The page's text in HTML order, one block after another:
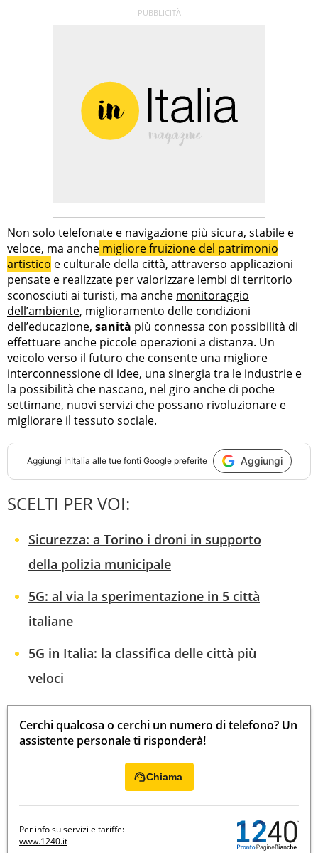
Non solo telefonate e navigazione più sicura, stabile e
veloce, ma anche migliore fruizione del patrimonio
artistico e culturale della città, attraverso applicazioni
pensate e realizzate per valorizzare lembi di territorio
sconosciuti ai turisti, ma anche monitoraggio
dell’ambiente, miglioramento delle condizioni
dell’educazione, sanità più connessa con possibilità di
effettuare anche piccole operazioni a distanza. Un
veicolo verso il futuro che consente una migliore
interconnessione di idee, una sinergia tra le industrie e
la possibilità che nascano, nel giro anche di poche
settimane, nuovi servizi che possano rivoluzionare e
migliorare il tessuto sociale.
Aggiungi InItalia alle tue fonti Google preferite Aggiungi
SCELTI PER VOI:
Sicurezza: a Torino i droni in supporto
della polizia municipale
5G: al via la sperimentazione in 5 città
italiane
5G in Italia: la classifica delle città più
veloci
Cerchi qualcosa o cerchi un numero di telefono? Un
assistente personale ti risponderà!
Chiama
Per info su servizi e tariffe:
www.1240.it